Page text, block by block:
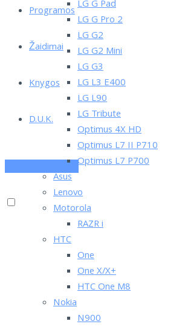
Programos
Žaidimai
Knygos
D.U.K.
PRENUMERUOK
LG G Pad
LG G Pro 2
LG G2
LG G2 Mini
LG G3
LG L3 E400
LG L90
LG Tribute
Optimus 4X HD
Optimus L7 II P710
Optimus L7 P700
Asus
Lenovo
Motorola
RAZR i
HTC
One
One X/X+
HTC One M8
Nokia
N900